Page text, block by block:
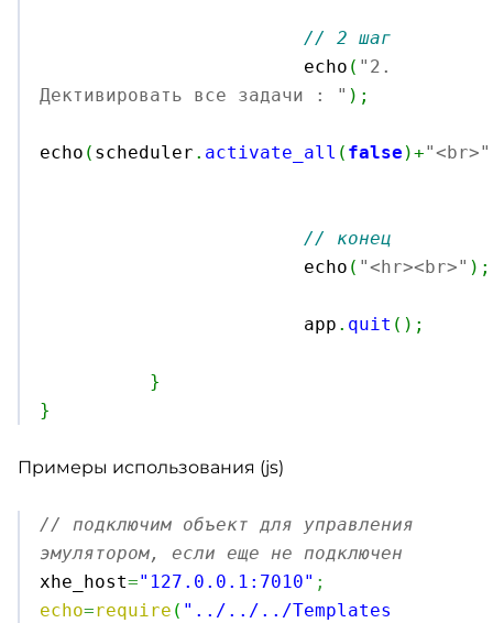
// 2 шаг
			echo
( "2.
Дективировать все задачи : " ) ;
echo ( scheduler . activate_all ( false )+"<br>"
// конец
			echo
( "<hr><br>" ) ;
			app
. quit ( ) ;
}
}
Примеры использования (js)
// подключим объект для управления
эмулятором, если еще не подключен
xhe_host="127.0.0.1:7010" ;
echo=require ( "../../../Templates